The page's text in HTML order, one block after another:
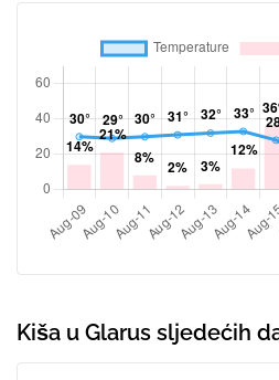
Kiša u Glarus sljedećih